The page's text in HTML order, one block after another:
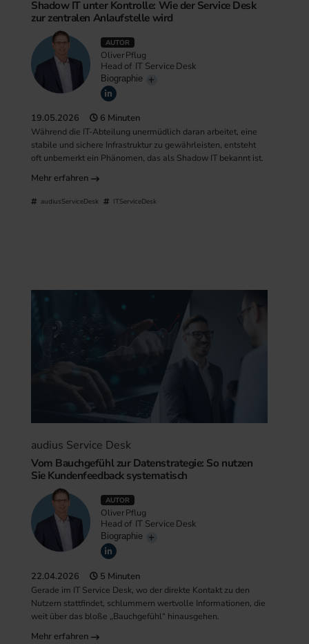
Shadow IT unter Kontrolle: Wie der Service Desk
zur zentralen Anlaufstelle wird
AUTOR
Oliver Pflug
Head of IT Service Desk
Biographie
19.05.2026 6 Minuten
Während die IT-Abteilung unermüdlich daran arbeitet, eine
stabile und sichere Infrastruktur zu gewährleisten, entsteht
oft unbemerkt ein Phänomen, das als Shadow IT bekannt ist.
Mehr erfahren
audiusServiceDesk ITServiceDesk
audius Service Desk
Vom Bauchgefühl zur Datenstrategie: So nutzen
Sie Kundenfeedback systematisch
AUTOR
Oliver Pflug
Head of IT Service Desk
Biographie
22.04.2026 5 Minuten
Gerade im IT Service Desk, wo der direkte Kontakt zu den
Nutzern stattfindet, schlummern wertvolle Informationen, die
weit über das bloße „Bauchgefühl“ hinausgehen.
Mehr erfahren